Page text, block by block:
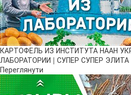
КАРТОФЕЛЬ ИЗ ИНСТИТУТА НААН
ЛАБОРАТОРИИ | СУПЕР СУПЕР
Переглянути